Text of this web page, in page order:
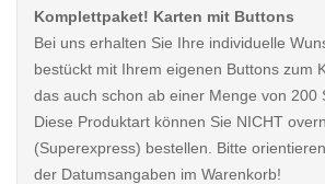
Komplettpaket! Karten mit Buttons
Bei uns erhalten Sie Ihre individuelle
bestückt mit Ihrem eigenen Buttons zum
das auch schon ab einer Menge von 200
Diese Produktart können Sie NICHT
(Superexpress) bestellen. Bitte
der Datumsangaben im Warenkorb!